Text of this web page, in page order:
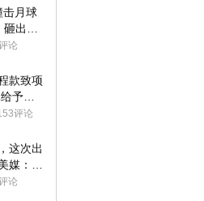
击月球
出直
论
款致项
予处
评论
这次出
媒：俄
论